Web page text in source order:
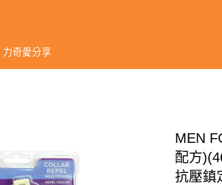
力奇愛分享
MEN
配方
抗壓鎮